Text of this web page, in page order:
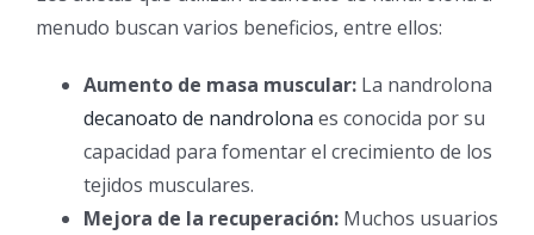
menudo buscan varios beneficios, entre ellos:
Aumento de masa muscular: La nandrolona
decanoato de nandrolona es conocida por su
capacidad para fomentar el crecimiento de los
tejidos musculares.
Mejora de la recuperación: Muchos usuarios